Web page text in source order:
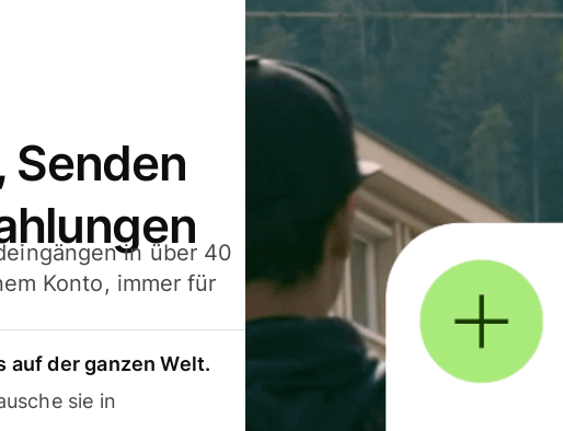
Senden
in über 40
Konto, immer für
auf der ganzen Welt.
sie in